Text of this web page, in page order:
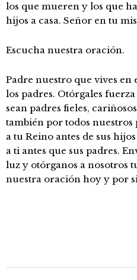
los que mueren y los que
hijos a casa. Señor en tu
Escucha nuestra oración.
Padre nuestro que vives en
los padres. Otórgales
sean padres fieles,
también por todos nuestros
a tu Reino antes de sus
a ti antes que sus padres.
luz y otórganos a nosotros
nuestra oración hoy y por